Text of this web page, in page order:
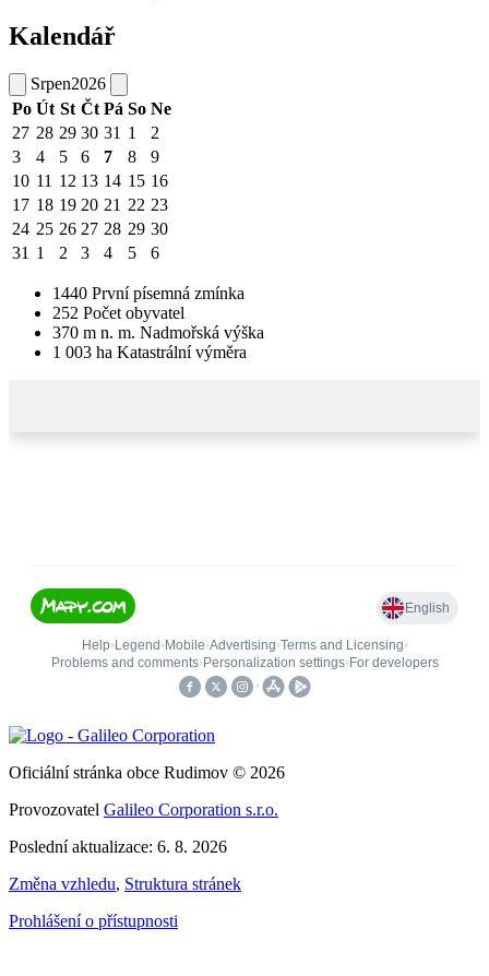
Kalendář
Srpen2026
Po Út St Čt Pá So Ne
27 28 29 30 31 1
2
3
4 5 6 7 8
9
10 11 12 13 14 15 16
17 18 19 20 21 22 23
24 25 26 27 28 29 30
31 1 2 3 4 5 6
1440 První písemná zmínka
252 Počet obyvatel
370 m n. m. Nadmořská výška
1 003 ha Katastrální výměra
Oficiální stránka obce Rudimov © 2026
Provozovatel Galileo Corporation s.r.o.
Poslední aktualizace: 6. 8. 2026
Změna vzhledu, Struktura stránek
Prohlášení o přístupnosti